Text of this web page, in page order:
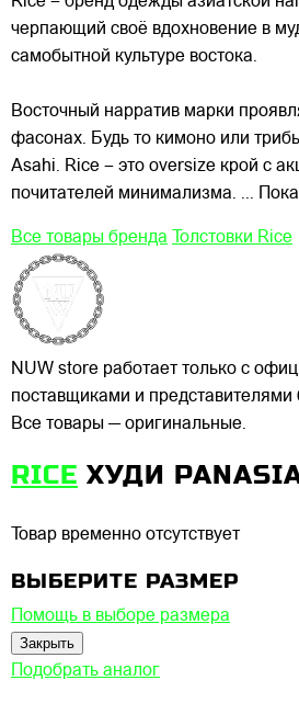
черпающий своё вдохновение в
самобытной культуре востока.
Восточный нарратив марки
фасонах. Будь то кимоно или
Asahi. Rice – это oversize крой с
почитателей минимализма. ...
Все товары бренда Толстовки Rice
NUW store работает только с
поставщиками и представителями
Все товары — оригинальные.
RICE ХУДИ
Товар временно отсутствует
ВЫБЕРИТЕ РАЗМЕР
Помощь в выборе размера
Закрыть
Подобрать аналог